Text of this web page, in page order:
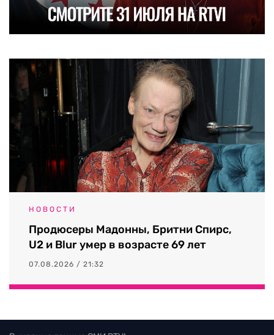
НОВОСТИ
Продюсеры Мадонны, Бритни Спирс,
U2 и Blur умер в возрасте 69 лет
07.08.2026 / 21:32